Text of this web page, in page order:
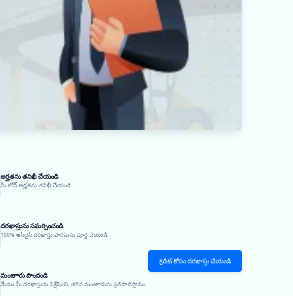
అర్హతను తనిఖీ చేయండి
మీ లోన్ అర్హతను తనిఖీ చేయండి
దరఖాస్తును సమర్పించండి
100% ఆన్‌లైన్ దరఖాస్తు ఫారమ్‌ను పూర్తి చేయండి
మంజూరు పొందండి
మేము మీ దరఖాస్తును విశ్లేషించి, తగిన మంజూరును ప్రతిపాదిస్తాము
క్రెడిట్ కోసం దరఖాస్తు చేయండి